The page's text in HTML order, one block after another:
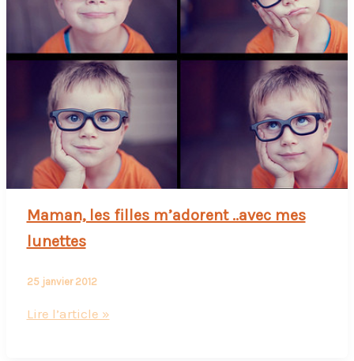
Maman, les filles m’adorent ..avec mes
lunettes
25 janvier 2012
Maman,
Lire l’article »